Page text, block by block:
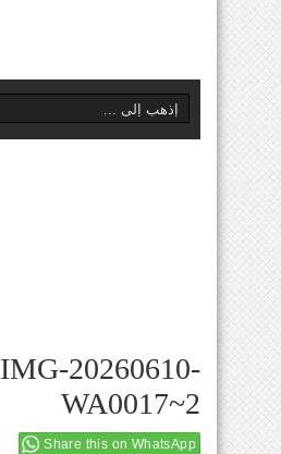
IMG-20260610-
WA0017~2
Share this on WhatsApp